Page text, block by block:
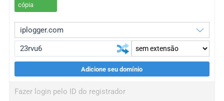
cópia
wl.gl
Adicione seu domínio
Fazer login pelo ID do registrador